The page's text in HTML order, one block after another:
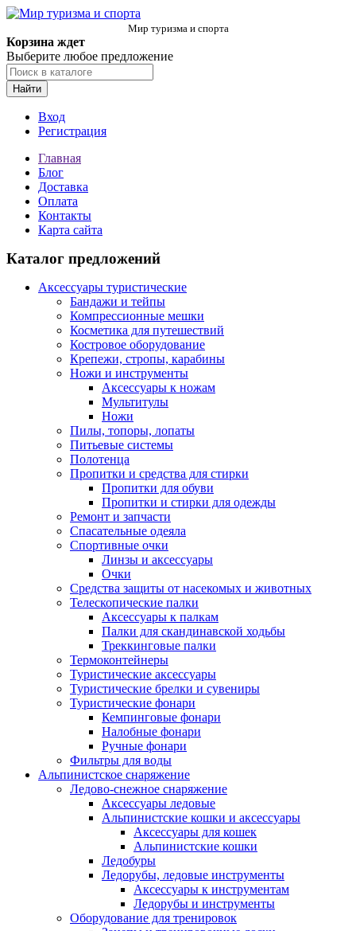
Мир туризма и спорта
Корзина ждет
Выберите любое предложение
Найти
Вход
Регистрация
Главная
Блог
Доставка
Оплата
Контакты
Карта сайта
Каталог предложений
Аксессуары туристические
Бандажи и тейпы
Компрессионные мешки
Косметика для путешествий
Костровое оборудование
Крепежи, стропы, карабины
Ножи и инструменты
Аксессуары к ножам
Мультитулы
Ножи
Пилы, топоры, лопаты
Питьевые системы
Полотенца
Пропитки и средства для стирки
Пропитки для обуви
Пропитки и стирки для одежды
Ремонт и запчасти
Спасательные одеяла
Спортивные очки
Линзы и аксессуары
Очки
Средства защиты от насекомых и животных
Телескопические палки
Аксессуары к палкам
Палки для скандинавской ходьбы
Треккинговые палки
Термоконтейнеры
Туристические аксессуары
Туристические брелки и сувениры
Туристические фонари
Кемпинговые фонари
Налобные фонари
Ручные фонари
Фильтры для воды
Альпинистское снаряжение
Ледово-снежное снаряжение
Аксессуары ледовые
Альпинистские кошки и аксессуары
Аксессуары для кошек
Альпинистские кошки
Ледобуры
Ледорубы, ледовые инструменты
Аксессуары к инструментам
Ледорубы и инструменты
Оборудование для тренировок